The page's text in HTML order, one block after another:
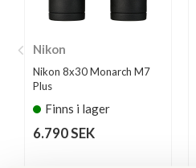
Nikon
Nikon 8x30 Monarch M7
Plus
Finns i lager
6.790 SEK